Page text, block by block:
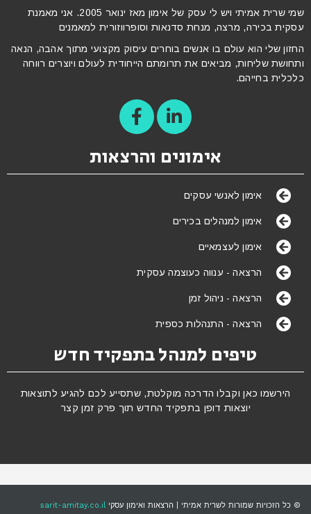
שמי שרית אמיתי ויש לי עסק של אימון מאז ינואר 2005. אני מאמנת
עסקית בכירה, מרצה, מנחת סדנאות וסופרווזורית למאמנים
החזון שלי הוא עולם בו אנשים בוחרים עיסוק מקצועי מתוך אהבה, הנאה
ותחושת שליחות, מביאים את תרומתם הייחודית לעולם ויוצרים רווחה
כלכלית בחייהם.
אימונים והרצאות
אימון לאנשי עסקים
אימון למנהלים בכירים
אימון לעצמאיים
הרצאה - ענווה כעוצמה עסקית
הרצאה - ניהול זמן
הרצאה - התנהלות כספית
טיפים למנהל בתפקיד חדש
הירשמו כאן וקבלו הדרכה מוקלטת, שתסייע לכם להגיע לתוצאות
יוצאות דופן בתפקיד החדש תוך פרק זמן קצר
© כל הזכויות שמורות לשרית אמיתי | הרצאות ואימון עסקיsarit-amitay.co.il